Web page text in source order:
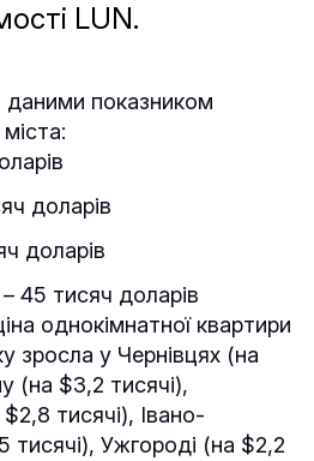
LUN.
даними показником
доларів
доларів
45 тисяч доларів
однокімнатної квартири
зросла у Чернівцях (на
(на $3,2 тисячі),
тисячі), Івано-
тисячі), Ужгороді (на $2,2